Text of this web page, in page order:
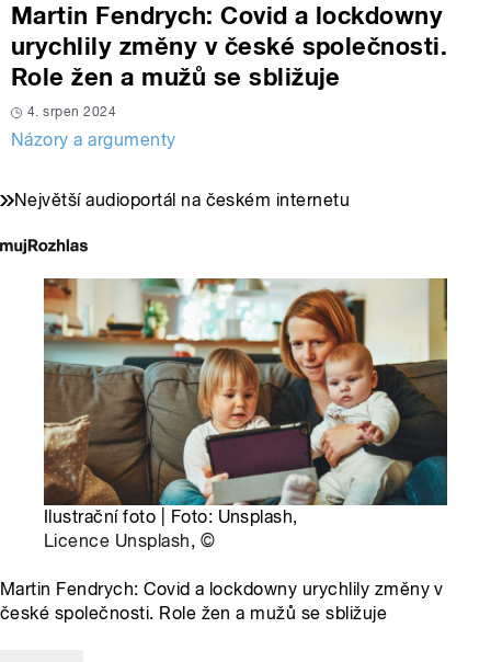
Martin Fendrych: Covid a lockdowny
urychlily změny v české společnosti.
Role žen a mužů se sbližuje
4. srpen 2024
Názory a argumenty
Největší audioportál na českém internetu
Ilustrační foto | Foto: Unsplash,
Licence Unsplash, ©
Martin Fendrych: Covid a lockdowny urychlily změny v
české společnosti. Role žen a mužů se sbližuje